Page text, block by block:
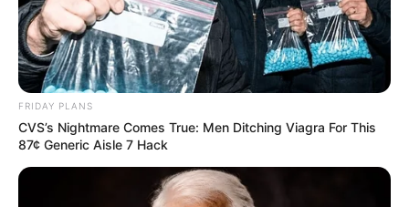
FRIDAY PLANS
CVS’s Nightmare Comes True: Men Ditching Viagra For This
87¢ Generic Aisle 7 Hack